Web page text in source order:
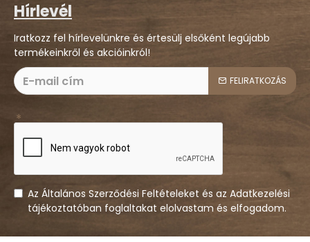
Hírlevél
Iratkozz fel hírlevelünkre és értesülj elsőként legújabb
termékeinkről és akcióinkról!
FELIRATKOZÁS
Az Általános Szerződési Feltételeket és az Adatkezelési
tájékoztatóban foglaltakat elolvastam és elfogadom.